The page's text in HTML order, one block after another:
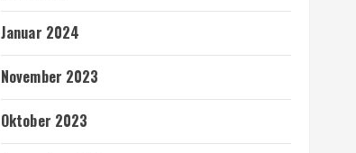
Januar 2024
November 2023
Oktober 2023